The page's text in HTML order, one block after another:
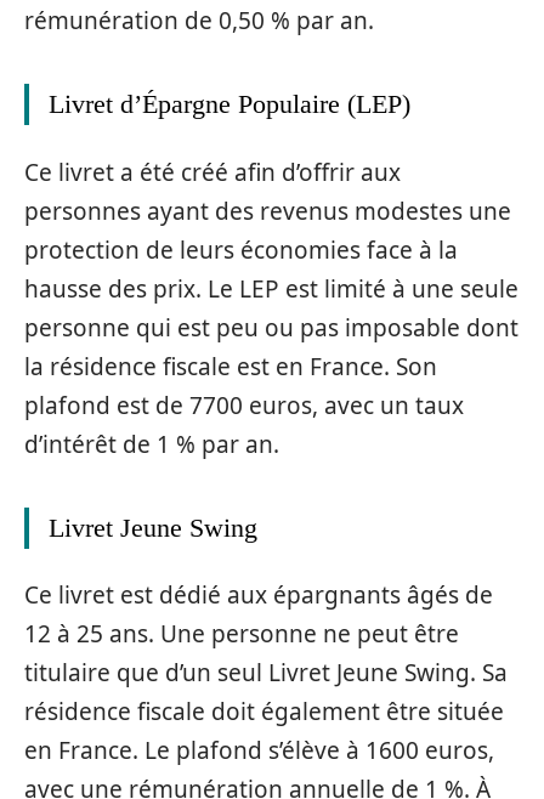
rémunération de 0,50 % par an.
Livret d’Épargne Populaire (LEP)
Ce livret a été créé afin d’offrir aux
personnes ayant des revenus modestes une
protection de leurs économies face à la
hausse des prix. Le LEP est limité à une seule
personne qui est peu ou pas imposable dont
la résidence fiscale est en France. Son
plafond est de 7700 euros, avec un taux
d’intérêt de 1 % par an.
Livret Jeune Swing
Ce livret est dédié aux épargnants âgés de
12 à 25 ans. Une personne ne peut être
titulaire que d’un seul Livret Jeune Swing. Sa
résidence fiscale doit également être située
en France. Le plafond s’élève à 1600 euros,
avec une rémunération annuelle de 1 %. À